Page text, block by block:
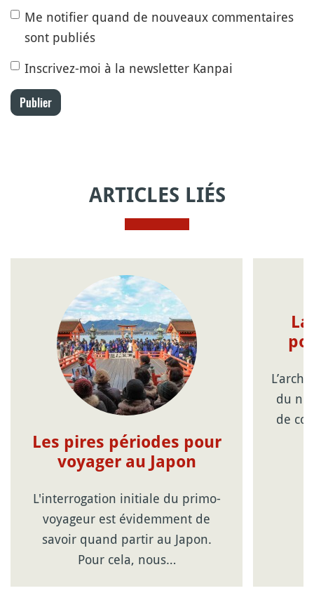
Me notifier quand de nouveaux commentaires
sont publiés
Inscrivez-moi à la newsletter Kanpai
Publier
ARTICLES LIÉS
Les pires périodes pour
voyager au Japon
L'interrogation initiale du primo-
voyageur est évidemment de
savoir quand partir au Japon.
Pour cela, nous…
du
de